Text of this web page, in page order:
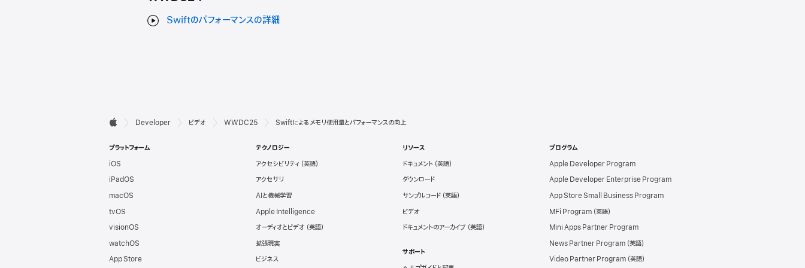
Swiftのパフォーマンスの詳細
デ
ベ
ロ
ッ
パ
向

Developer ビデオ WWDC25 Swiftによるメモリ使用量とパフォーマンスの向上
プラットフォーム
iOS
iPadOS
macOS
tvOS
visionOS
watchOS
App Store
テクノロジー
アクセシビリティ
アクセサリ
AIと機械学習
Apple Intelligence
オーディオとビデオ
拡張現実
ビジネス
リソース
ドキュメント
ダウンロード
サンプルコード
ビデオ
ドキュメントのアーカイブ
サポート
プログラム
Apple Developer Program
Apple Developer Enterprise Program
App Store Small Business Program
MFi Program
Mini Apps Partner Program
News Partner Program
Video Partner Program